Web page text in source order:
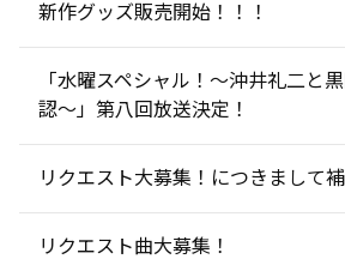
新作グッズ販売開始！！！
「水曜スペシャル！〜沖井礼二と
認〜」第八回放送決定！
リクエスト大募集！につきまして補
リクエスト曲大募集！